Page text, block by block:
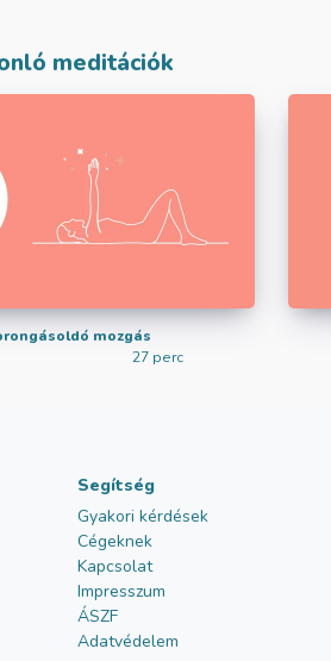
meditációk
mozgás
27 perc
Segítség
Gyakori kérdések
Cégeknek
Kapcsolat
Impresszum
ÁSZF
Adatvédelem